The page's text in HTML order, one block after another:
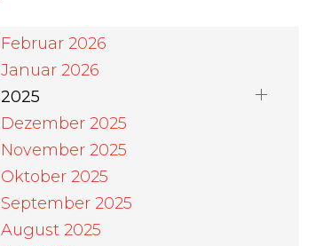
Februar 2026
Januar 2026
2025
Dezember 2025
November 2025
Oktober 2025
September 2025
August 2025